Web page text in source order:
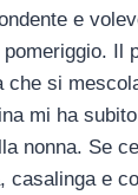
e
Il
che si
mi ha
nonna. Se
casalinga e